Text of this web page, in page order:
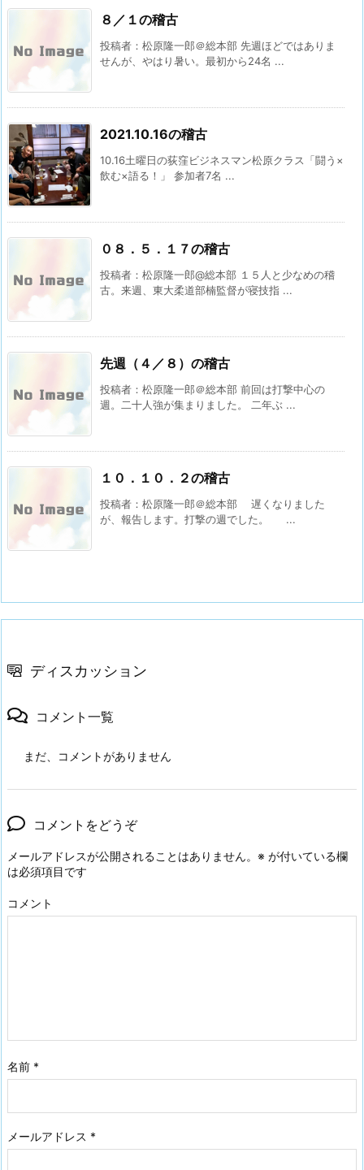
８／１の稽古
投稿者：松原隆一郎＠総本部 先週ほどではありま
せんが、やはり暑い。最初から24名 ...
2021.10.16の稽古
10.16土曜日の荻窪ビジネスマン松原クラス「闘う×
飲む×語る！」 参加者7名 ...
０８．５．１７の稽古
投稿者：松原隆一郎@総本部 １５人と少なめの稽
古。来週、東大柔道部楠監督が寝技指 ...
先週（４／８）の稽古
投稿者：松原隆一郎＠総本部 前回は打撃中心の
週。二十人強が集まりました。 二年ぶ ...
１０．１０．２の稽古
投稿者：松原隆一郎＠総本部 遅くなりました
が、報告します。打撃の週でした。 ...
ディスカッション
コメント一覧
まだ、コメントがありません
コメントをどうぞ
メールアドレスが公開されることはありません。 ※ が付いている欄
は必須項目です
コメント
名前 *
メールアドレス *